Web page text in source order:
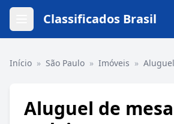
Classificados Brasil
Início » São Paulo » Imóveis »
Aluguel de